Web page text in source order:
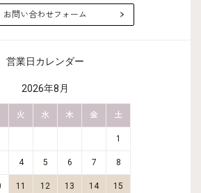
お問い合わせフォーム
営業日カレンダー
2026年8月
火 水 木 金 土
1
4 5 6 7 8
11 12 13 14 15